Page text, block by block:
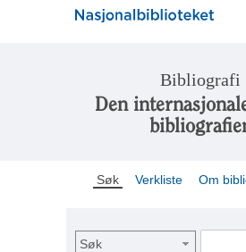
Bibliografi
Den
Søk Verkliste Om
Søk